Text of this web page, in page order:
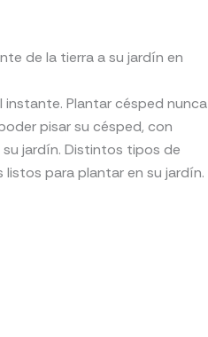
de la tierra a su jardín en
instante. Plantar césped nunca
pisar su césped, con
jardín. Distintos tipos de
para plantar en su jardín.